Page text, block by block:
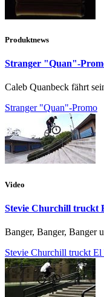
Produktnews
Stranger "Quan"-
Caleb Quanbeck fährt
Stranger "Quan"-Promo
Video
Stevie Churchill truckt
Banger, Banger, Banger
Stevie Churchill truckt El